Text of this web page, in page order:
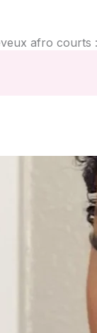
afro courts